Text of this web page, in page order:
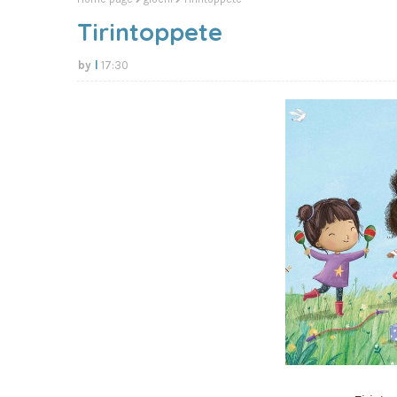
Tirintoppete
17:30